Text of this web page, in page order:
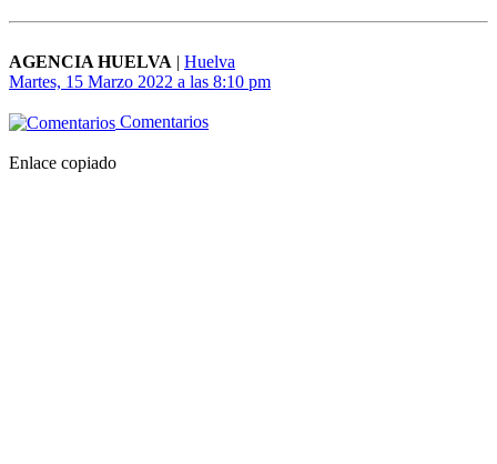
AGENCIA HUELVA | Huelva
Martes, 15 Marzo 2022 a las 8:10 pm
Comentarios
Enlace copiado